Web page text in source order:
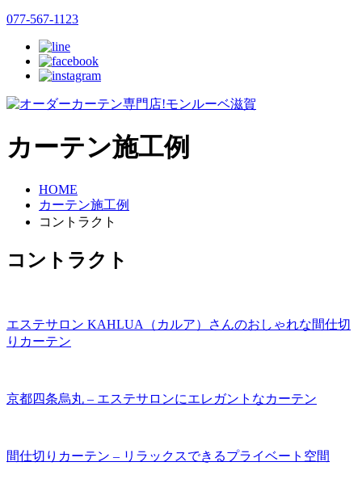
077-567-1123
カーテン施工例
HOME
カーテン施工例
コントラクト
コントラクト
エステサロン KAHLUA（カルア）さんのおしゃれな間仕切
りカーテン
京都四条烏丸 – エステサロンにエレガントなカーテン
間仕切りカーテン – リラックスできるプライベート空間